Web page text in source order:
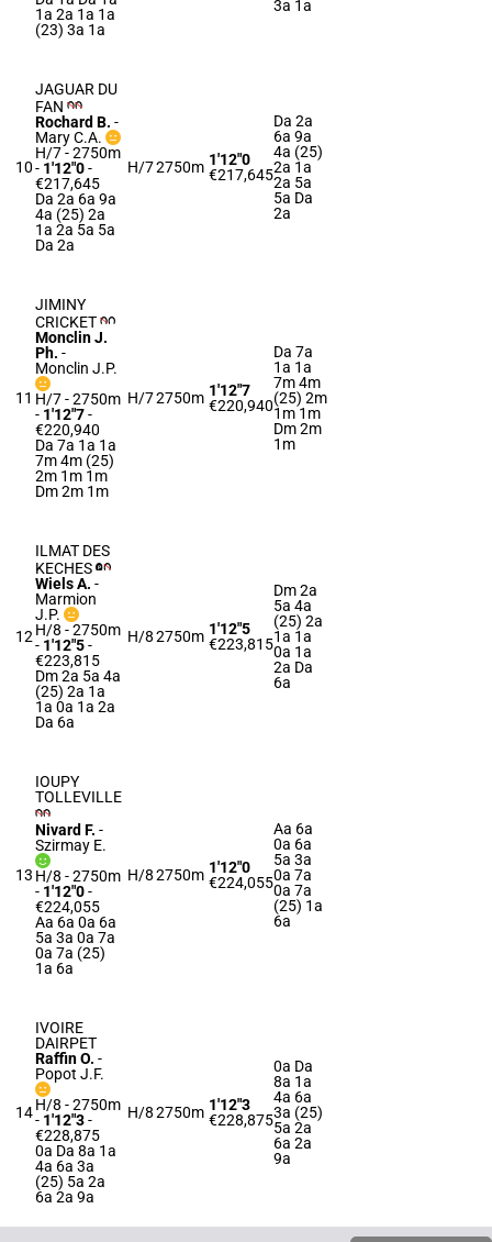
1a 2a 1a 1a
(23) 3a 1a
3a 1a
10
JAGUAR DU
FAN
Rochard B. -
Mary C.A.
H/7 - 2750m
- 1'12"0-
€217,645
Da 2a 6a 9a
4a (25) 2a
1a 2a 5a 5a
Da 2a
H/72750m 1'12"0
€217,645
Da 2a
6a 9a
4a (25)
2a 1a
2a 5a
5a Da
2a
11
JIMINY
CRICKET
Monclin J.
Ph. -
Monclin J.P.
H/7 - 2750m
- 1'12"7-
€220,940
Da 7a 1a 1a
7m 4m (25)
2m 1m 1m
Dm 2m 1m
H/72750m 1'12"7
€220,940
Da 7a
1a 1a
7m 4m
(25) 2m
1m 1m
Dm 2m
1m
12
ILMAT DES
KECHES
Wiels A. -
Marmion
J.P.
H/8 - 2750m
- 1'12"5-
€223,815
Dm 2a 5a 4a
(25) 2a 1a
1a 0a 1a 2a
Da 6a
H/82750m 1'12"5
€223,815
Dm 2a
5a 4a
(25) 2a
1a 1a
0a 1a
2a Da
6a
13
IOUPY
TOLLEVILLE
Nivard F. -
Szirmay E.
H/8 - 2750m
- 1'12"0-
€224,055
Aa 6a 0a 6a
5a 3a 0a 7a
0a 7a (25)
1a 6a
H/82750m 1'12"0
€224,055
Aa 6a
0a 6a
5a 3a
0a 7a
0a 7a
(25) 1a
6a
14
IVOIRE
DAIRPET
Raffin O. -
Popot J.F.
H/8 - 2750m
- 1'12"3-
€228,875
0a Da 8a 1a
4a 6a 3a
(25) 5a 2a
6a 2a 9a
H/82750m 1'12"3
€228,875
0a Da
8a 1a
4a 6a
3a (25)
5a 2a
6a 2a
9a